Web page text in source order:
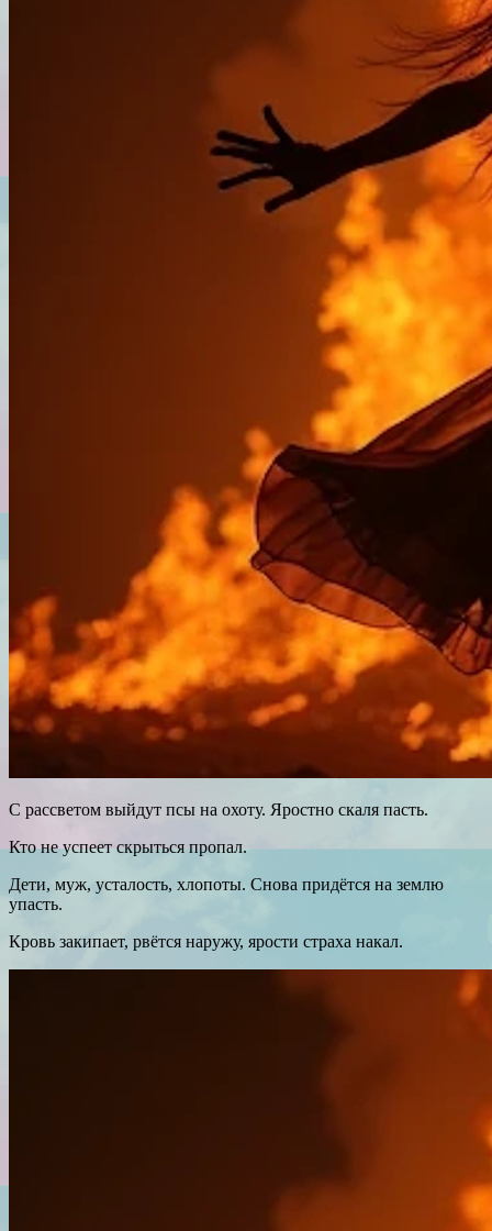
С рассветом выйдут псы на охоту. Яростно скаля пасть.
Кто не успеет скрыться пропал.
Дети, муж, усталость, хлопоты. Снова придётся на землю
упасть.
Кровь закипает, рвётся наружу, ярости страха накал.